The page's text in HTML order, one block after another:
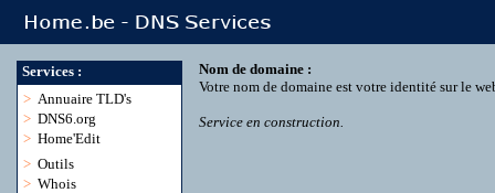
Services :
> Annuaire TLD's
> DNS6.org
> Home'Edit
> Outils
> Whois
Nom de domaine :
Votre nom de domaine est votre identité sur le
Service en construction.